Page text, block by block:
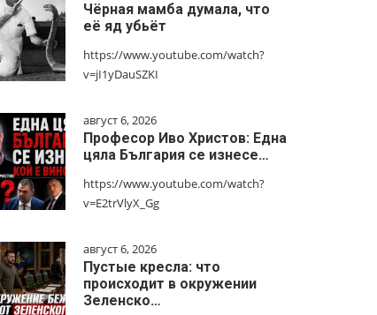
Чёрная мамба думала, что
её яд убьёт
https://www.youtube.com/watch?
v=jI1yDauSZKI
август 6, 2026
Професор Иво Христов: Една
цяла България се изнесе…
https://www.youtube.com/watch?
v=E2trVlyX_Gg
август 6, 2026
Пустые кресла: что
происходит в окружении
Зеленско…